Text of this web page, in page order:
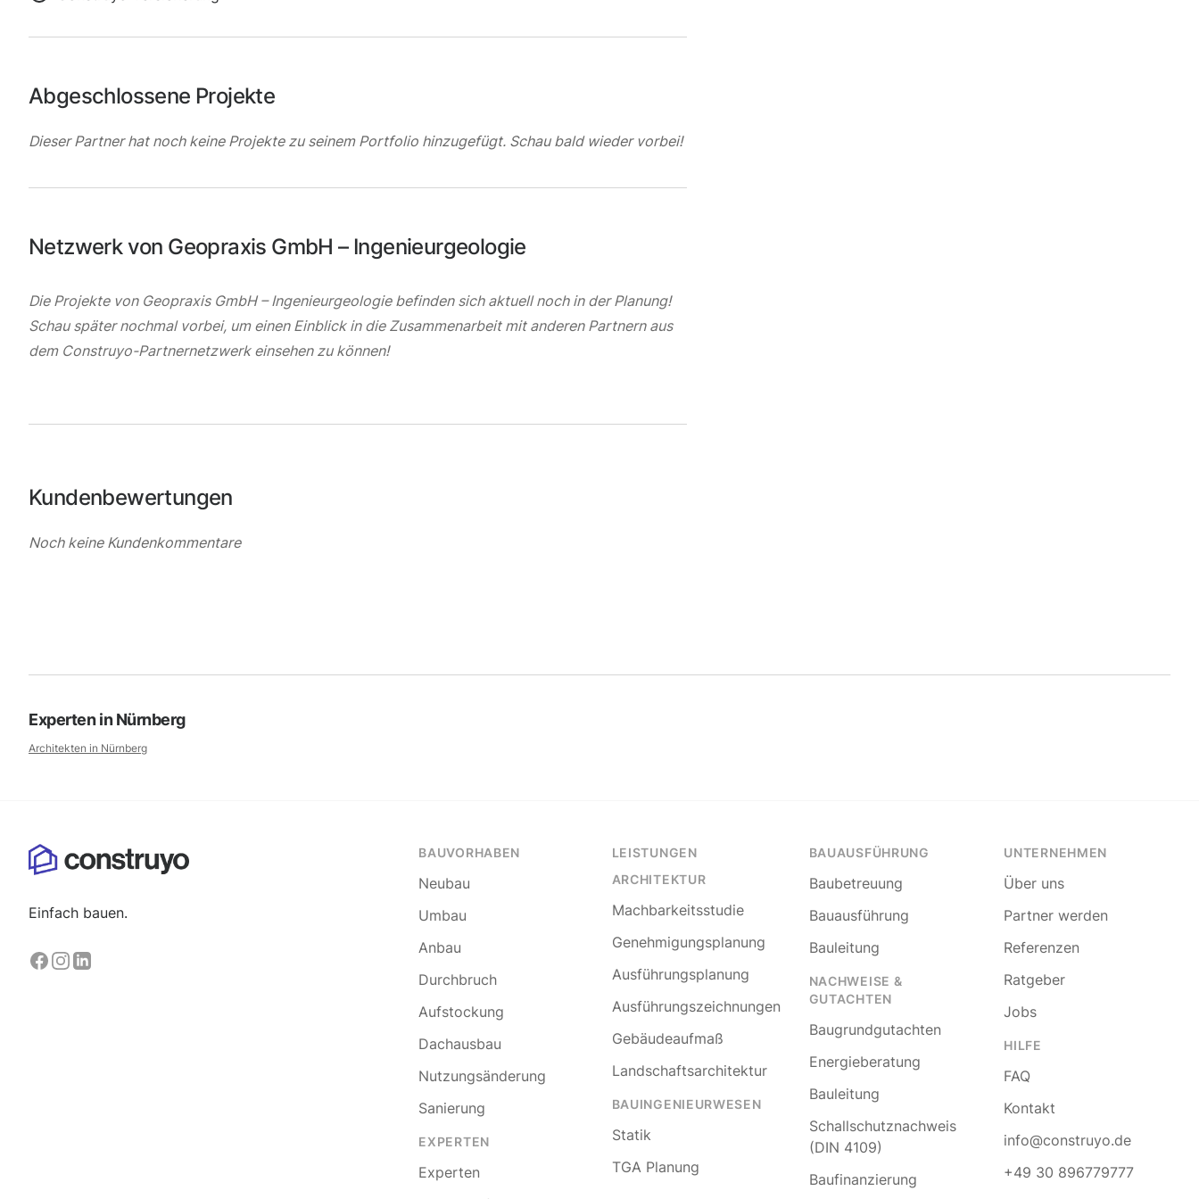
Abgeschlossene Projekte
Dieser Partner hat noch keine Projekte zu seinem Portfolio hinzugefügt. Schau bald wieder vorbei!
Netzwerk von Geopraxis GmbH – Ingenieurgeologie
Die Projekte von Geopraxis GmbH – Ingenieurgeologie befinden sich aktuell noch in der Planung!
Schau später nochmal vorbei, um einen Einblick in die Zusammenarbeit mit anderen Partnern aus
dem Construyo-Partnernetzwerk einsehen zu können!
Kundenbewertungen
Noch keine Kundenkommentare
Experten inNürnberg
Architekten in Nürnberg
Einfach bauen.
BAUVORHABEN
Neubau
Umbau
Anbau
Durchbruch
Aufstockung
Dachausbau
Nutzungsänderung
Sanierung
EXPERTEN
Experten
LEISTUNGEN
ARCHITEKTUR
Machbarkeitsstudie
Genehmigungsplanung
Ausführungsplanung
Ausführungszeichnungen
Gebäudeaufmaß
Landschaftsarchitektur
BAUINGENIEURWESEN
Statik
TGA Planung
BAUAUSFÜHRUNG
Baubetreuung
Bauausführung
Bauleitung
NACHWEISE &
GUTACHTEN
Baugrundgutachten
Energieberatung
Bauleitung
Schallschutznachweis
(DIN 4109)
Baufinanzierung
UNTERNEHMEN
Über uns
Partner werden
Referenzen
Ratgeber
Jobs
HILFE
FAQ
Kontakt
info@construyo.de
+49 30 896779777